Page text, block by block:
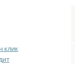
клик